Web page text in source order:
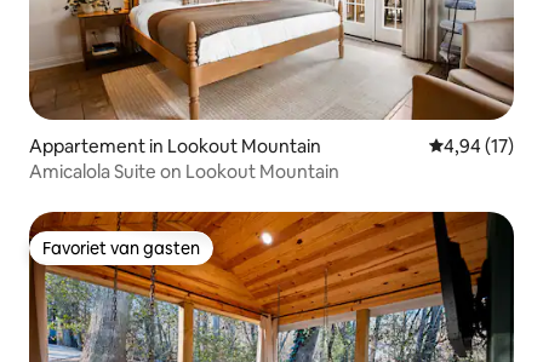
Appartement in Lookout Mountain Gemiddelde
4,94 (17)
Amicalola Suite on Lookout Mountain
Favoriet van gasten
Favoriet van gasten